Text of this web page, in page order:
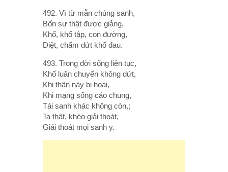
492. Vì từ mẫn chúng sanh,
Bốn sự thật được giảng,
Khổ, khổ tập, con đường,
Diệt, chấm dứt khổ đau.
493. Trong đời sống liên tục,
Khổ luân chuyển không dứt,
Khi thân này bị hoại,
Khi mạng sống cáo chung,
Tái sanh khác không còn,;
Ta thật, khéo giải thoát,
Giải thoát mọi sanh y.